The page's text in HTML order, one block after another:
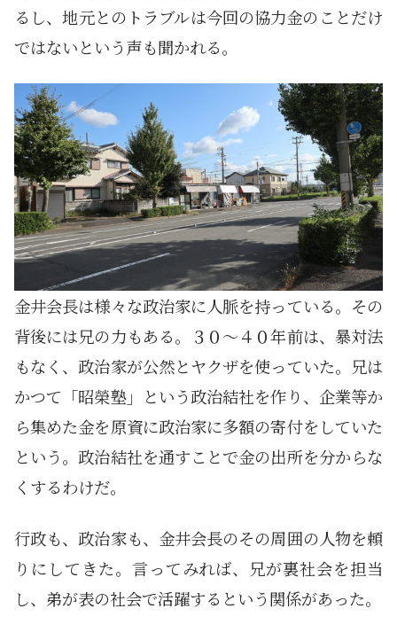
るし、地元とのトラブルは今回の協力金のことだけ
ではないという声も聞かれる。
金井会長は様々な政治家に人脈を持っている。その
背後には兄の力もある。３０～４０年前は、暴対法
もなく、政治家が公然とヤクザを使っていた。兄は
かつて「昭榮塾」という政治結社を作り、企業等か
ら集めた金を原資に政治家に多額の寄付をしていた
という。政治結社を通すことで金の出所を分からな
くするわけだ。
行政も、政治家も、金井会長のその周囲の人物を頼
りにしてきた。言ってみれば、兄が裏社会を担当
し、弟が表の社会で活躍するという関係があった。